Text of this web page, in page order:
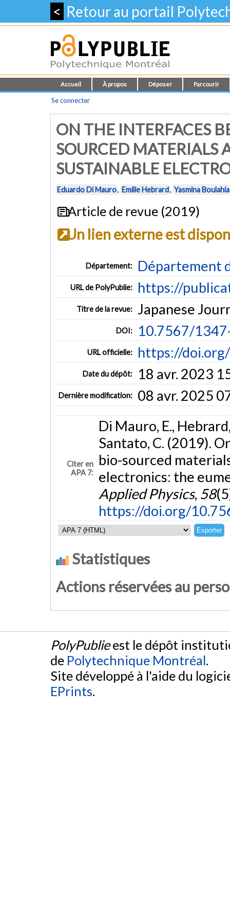
< Retour au portail
Accueil À propos Déposer Parcourir
Se connecter
ON THE INTERFACES
SOURCED MATERIALS
SUSTAINABLE
Eduardo Di Mauro, Emilie Hebrard, Yasmina Boulahia
Article de revue (2019)
Un lien externe est
Département: Département
URL de PolyPublie: https://
Titre de la revue: Japanese
DOI: 10.7567/
URL officielle: https://
Date du dépôt: 18 avr. 2023
Dernière modification: 08 avr. 2025
Citer en
APA 7:
Di Mauro, E.,
Santato, C. (2019).
bio-sourced
electronics: the
Applied Physics, 58
https://doi.org/
Statistiques
Actions réservées au
PolyPublieest le dépôt
de Polytechnique Montréal.
Site développé à l'aide du
EPrints.